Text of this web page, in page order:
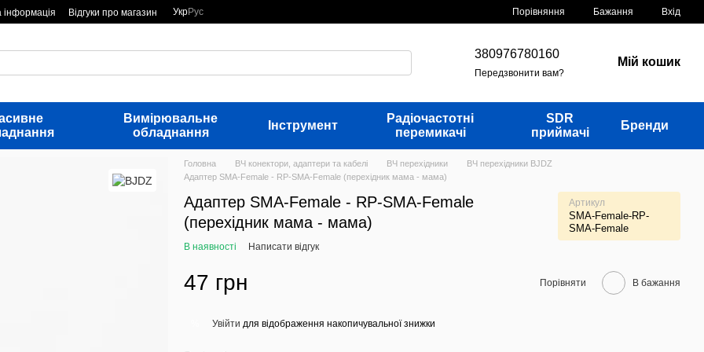
інформація Відгуки про магазин УкрРус Порівняння Бажання Вхід
380976780160
Передзвонити вам?
Мій кошик
Вимірювальне
обладнання
Інструмент
Радіочастотні
перемикачі
SDR
приймачі
Бренди
Головна ВЧ конектори, адаптери та кабелі ВЧ перехідники
ВЧ перехідники BJDZ
Адаптер SMA-Female - RP-SMA-Female (перехідник мама - мама)
Адаптер SMA-Female - RP-SMA-Female
(перехідник мама - мама)
Артикул
SMA-Female-RP-
SMA-Female
В наявності Написати відгук
47 грн Порівняти В бажання
Увійти для відображення накопичувальної знижки